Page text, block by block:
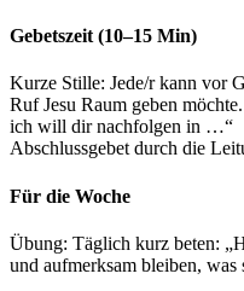
Gebetszeit (10–15 Min)
Kurze Stille: Jede/r kann vor
Ruf Jesu Raum geben
ich will dir nachfolgen in …“
Abschlussgebet durch die
Für die Woche
Übung: Täglich kurz beten:
und aufmerksam bleiben, was